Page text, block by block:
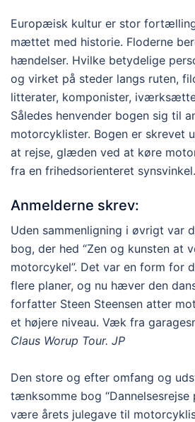
Europæisk kultur er stor
mættet med historie. Floderne
hændelser. Hvilke betydelige
og virket på steder langs ruten,
litterater, komponister,
Således henvender bogen sig til
motorcyklister. Bogen er skrevet
at rejse, glæden ved at køre
fra en frihedsorienteret synsvinkel.
Anmelderne skrev:
Uden sammenligning i øvrigt var
bog, der hed “Zen og kunsten at
motorcykel”. Det var en form for
flere planer, og nu hæver den
forfatter Steen Steensen atter
et højere niveau. Væk fra
Claus Worup Tour. JP
Den store og efter omfang og
tænksomme bog “Dannelsesrejse
være årets julegave til